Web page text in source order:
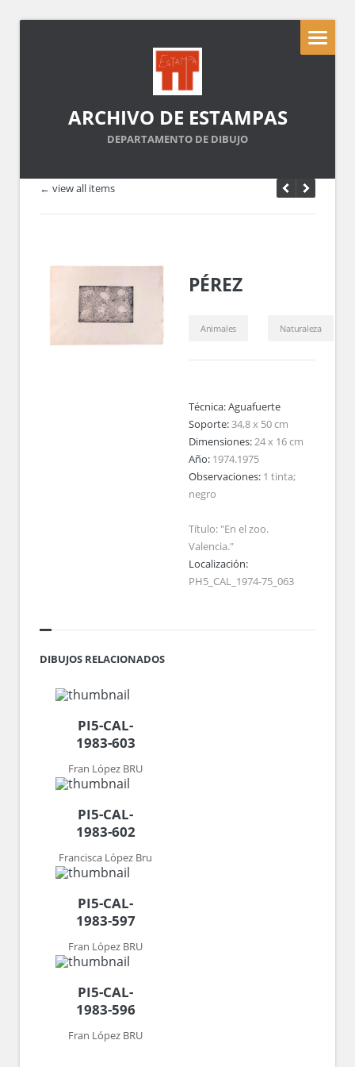
ARCHIVO DE ESTAMPAS
DEPARTAMENTO DE DIBUJO
← view all items
PÉREZ
Animales Naturaleza
Técnica:Aguafuerte
Soporte:34,8 x 50 cm
Dimensiones:24 x 16 cm
Año: 1974.1975
Observaciones: 1 tinta;
negro
Título: "En el zoo.
Valencia."
Localización:
PH5_CAL_1974-75_063
DIBUJOS RELACIONADOS
PI5-CAL-
1983-603
Fran López BRU
PI5-CAL-
1983-602
Francisca López Bru
PI5-CAL-
1983-597
Fran López BRU
PI5-CAL-
1983-596
Fran López BRU